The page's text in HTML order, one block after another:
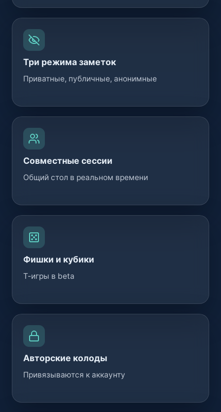
Три режима заметок
Приватные, публичные, анонимные
Совместные сессии
Общий стол в реальном времени
Фишки и кубики
Т-игры в beta
Авторские колоды
Привязываются к аккаунту